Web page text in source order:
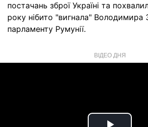
постачань зброї Україні та
року нібито "вигнала" Володимира
парламенту Румунії.
ВІДЕО ДНЯ